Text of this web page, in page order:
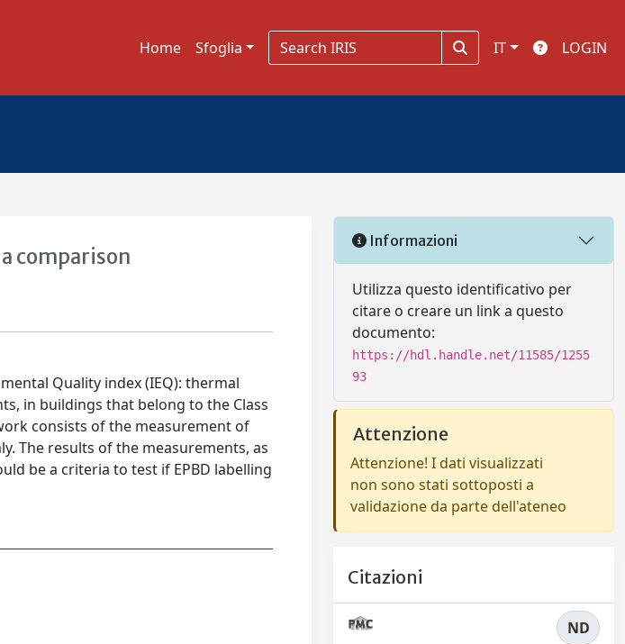
Home Sfoglia IT LOGIN
comparison
Quality index (IEQ): thermal
in buildings that belong to the Class
consists of the measurement of
The results of the measurements, as
be a criteria to test if EPBD labelling
Informazioni
Utilizza questo identificativo per
citare o creare un link a questo
documento:
https://hdl.handle.net/11585/1255
93
Attenzione
Attenzione! I dati visualizzati
non sono stati sottoposti a
validazione da parte dell'ateneo
Citazioni
ND